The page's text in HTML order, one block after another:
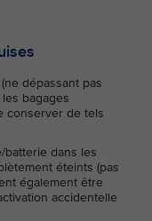
dépassant pas
bagages
conserver de tels
batterie dans les
éteints (pas
également être
accidentelle